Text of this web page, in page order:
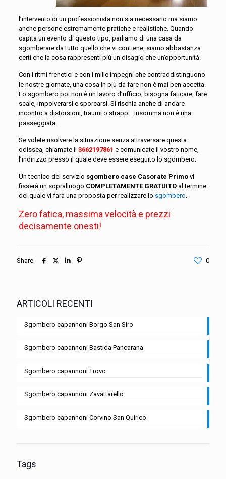
l’intervento di un professionista non sia necessario ma siamo
anche persone estremamente pratiche e realistiche. Quando
capita un evento di questo tipo, parliamo di una casa da
sgomberare da tutto quello che vi contiene, siamo abbastanza
certi che la cosa rappresenti più un disagio che un’opportunità.
Con i ritmi frenetici e con i mille impegni che contraddistinguono
le nostre giornate, una cosa in più da fare non è mai ben accetta.
Lo sgombero poi non è un lavoro d’ufficio, bisogna faticare, fare
scale, impolverarsi e sporcarsi. Si rischia anche di andare
incontro a distorsioni, traumi o strappi…insomma non è una
passeggiata.
Se volete risolvere la situazione senza attraversare questa
odissea, chiamate il 3662197861 e comunicate il vostro nome,
l’indirizzo presso il quale deve essere eseguito lo sgombero.
Un tecnico del servizio sgombero case Casorate Primo vi
fisserà un sopralluogo COMPLETAMENTE GRATUITOal termine
del quale vi farà una proposta per realizzare lo sgombero.
Zero fatica, massima velocità e prezzi
decisamente onesti!
Share 0
ARTICOLI RECENTI
Sgombero capannoni Borgo San Siro
Sgombero capannoni Bastida Pancarana
Sgombero capannoni Trovo
Sgombero capannoni Zavattarello
Sgombero capannoni Corvino San Quirico
Tags